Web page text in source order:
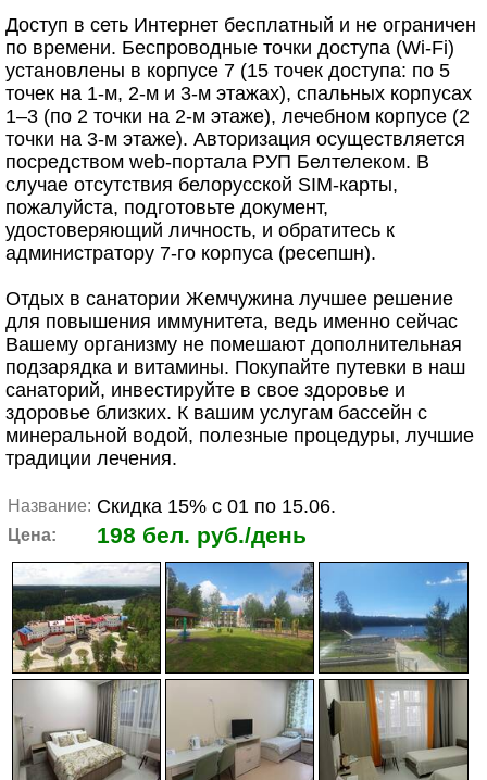
Доступ в сеть Интернет бесплатный и не ограничен
по времени. Беспроводные точки доступа (Wi-Fi)
установлены в корпусе 7 (15 точек доступа: по 5
точек на 1-м, 2-м и 3-м этажах), спальных корпусах
1–3 (по 2 точки на 2-м этаже), лечебном корпусе (2
точки на 3-м этаже). Авторизация осуществляется
посредством web-портала РУП Белтелеком. В
случае отсутствия белорусской SIM-карты,
пожалуйста, подготовьте документ,
удостоверяющий личность, и обратитесь к
администратору 7-го корпуса (ресепшн).
Отдых в санатории Жемчужина лучшее решение
для повышения иммунитета, ведь именно сейчас
Вашему организму не помешают дополнительная
подзарядка и витамины. Покупайте путевки в наш
санаторий, инвестируйте в свое здоровье и
здоровье близких. К вашим услугам бассейн с
минеральной водой, полезные процедуры, лучшие
традиции лечения.
Название: Скидка 15% с 01 по 15.06.
Цена: 198 бел. руб./день